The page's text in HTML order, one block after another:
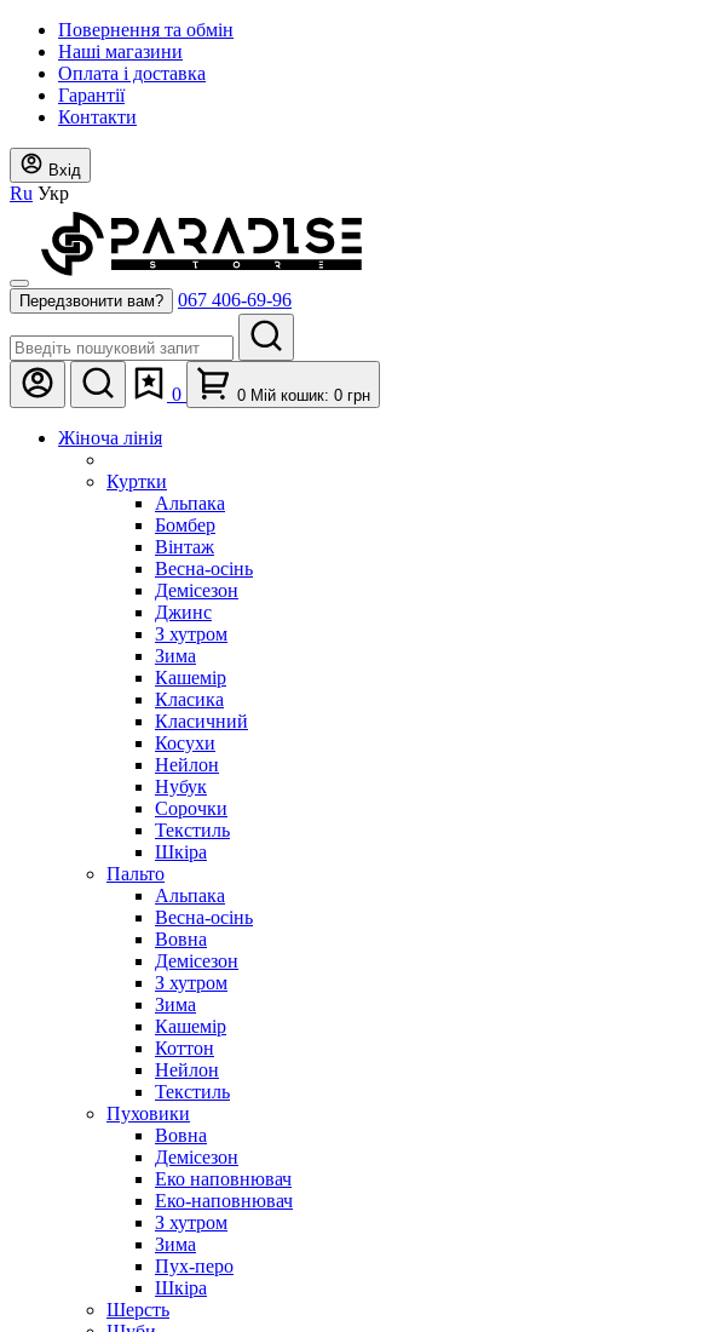
Повернення та обмін
Наші магазини
Оплата і доставка
Гарантії
Контакти
Вхід
Ru Укр
Передзвонити вам? 067 406-69-96
0 0 Мій кошик: 0 грн
Жіноча лінія
Куртки
Альпака
Бомбер
Вінтаж
Весна-осінь
Демісезон
Джинс
З хутром
Зима
Кашемір
Класика
Класичний
Косухи
Нейлон
Нубук
Сорочки
Текстиль
Шкіра
Пальто
Альпака
Весна-осінь
Вовна
Демісезон
З хутром
Зима
Кашемір
Коттон
Нейлон
Текстиль
Пуховики
Вовна
Демісезон
Еко наповнювач
Еко-наповнювач
З хутром
Зима
Пух-перо
Шкіра
Шерсть